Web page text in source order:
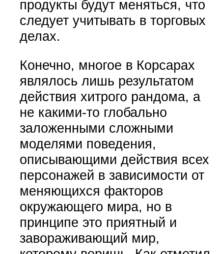
продукты будут меняться, что
следует учитывать в торговых
делах.
Конечно, многое в Корсарах
являлось лишь результатом
действия хитрого рандома, а
не какими-то глобально
заложенными сложными
моделями поведения,
описывающими действия всех
персонажей в зависимости от
меняющихся факторов
окружающего мира, но в
принципе это приятный и
завораживающий мир,